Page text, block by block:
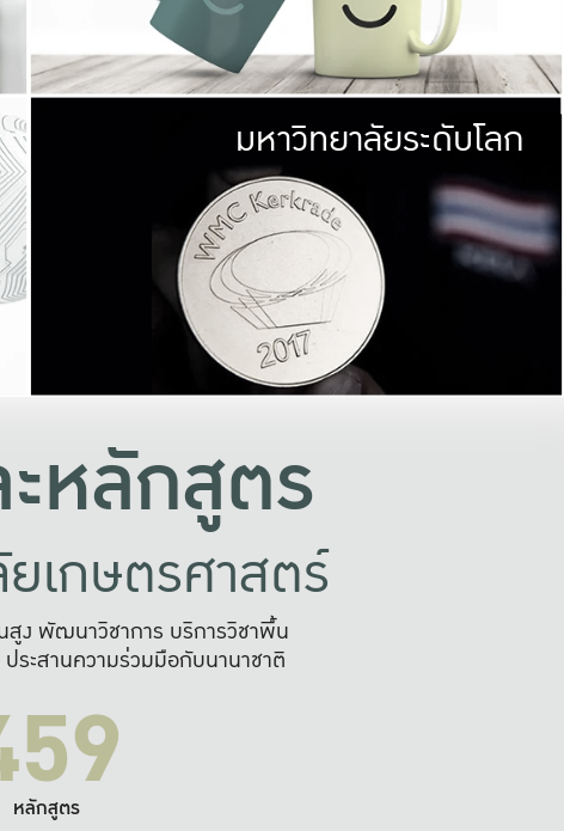
ให้กับประชาชน
สังคม
วามกินดีอยู่ดี
สุขอย่างยั่งยืน
ในภาพกว้าง
ญหาจุดเล็กๆ
มหาวิทยา
พร้อมที่จ
และผลักดันในการใช้ระบบส
เพื่อการทำงานแ
มหาวิทยาลัยระดับโลก
หลักสูตร
เกษตรศาสตร์
ง พัฒนาวิชาการ บริการวิชาพื้น
ระสานความร่วมมือกับนานาชาติ
หลักสูตร